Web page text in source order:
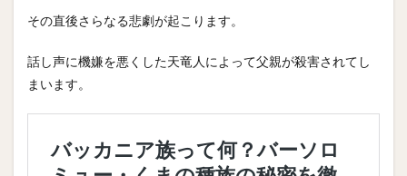
その直後さらなる悲劇が起こります。
話し声に機嫌を悪くした天竜人によって父親が殺害されてし
まいます。